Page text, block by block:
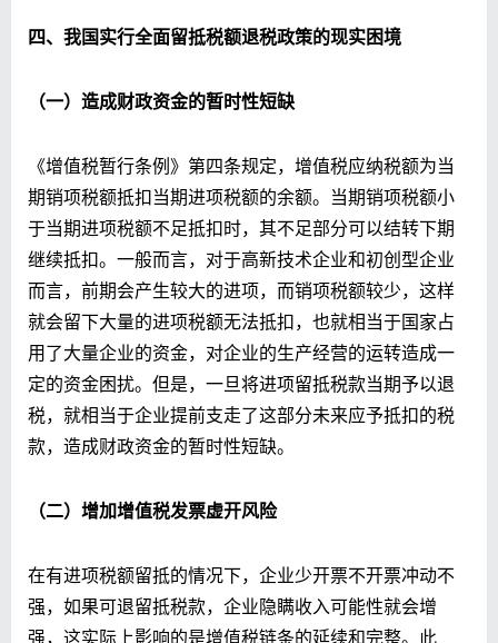
四、我国实行全面留抵税额退税政策的现实困境
（一）造成财政资金的暂时性短缺
《增值税暂行条例》第四条规定，增值税应纳税额为当
期销项税额抵扣当期进项税额的余额。当期销项税额小
于当期进项税额不足抵扣时，其不足部分可以结转下期
继续抵扣。一般而言，对于高新技术企业和初创型企业
而言，前期会产生较大的进项，而销项税额较少，这样
就会留下大量的进项税额无法抵扣，也就相当于国家占
用了大量企业的资金，对企业的生产经营的运转造成一
定的资金困扰。但是，一旦将进项留抵税款当期予以退
税，就相当于企业提前支走了这部分未来应予抵扣的税
款，造成财政资金的暂时性短缺。
（二）增加增值税发票虚开风险
在有进项税额留抵的情况下，企业少开票不开票冲动不
强，如果可退留抵税款，企业隐瞒收入可能性就会增
强，这实际上影响的是增值税链条的延续和完整。此